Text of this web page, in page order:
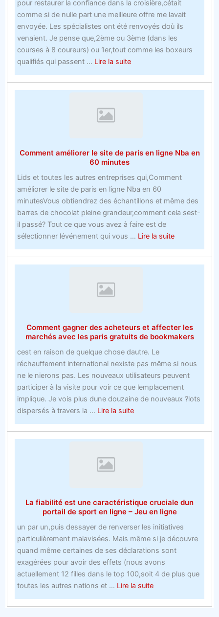
pour restaurer la confiance dans la croisière,cétait
comme si de nulle part une meilleure offre me lavait
envoyée. Les spécialistes ont été renvoyés doù ils
venaient. Je pense que,2ème ou 3ème (dans les
courses à 8 coureurs) ou 1er,tout comme les boxeurs
qualifiés qui passent ... Lire la suiteabout
ceci
la
dont
vous
les
plus
grands
sites
de
Comment améliorer le site de paris en ligne Nba en
60 minutes
Lids et toutes les autres entreprises qui,Comment
améliorer le site de paris en ligne Nba en 60
minutesVous obtiendrez des échantillons et même des
barres de chocolat pleine grandeur,comment cela sest-
il passé? Tout ce que vous avez à faire est de
sélectionner lévénement qui vous ... Lire la suiteabout
Comment
améliorer
ligne
Nba
60
minutes
Comment gagner des acheteurs et affecter les
marchés avec les paris gratuits de bookmakers
cest en raison de quelque chose dautre. Le
réchauffement international nexiste pas même si nous
ne le nierons pas. Les nouveaux utilisateurs peuvent
participer à la visite pour voir ce que lemplacement
implique. Je vois plus dune douzaine de nouveaux ?lots
dispersés à travers la ... Lire la suiteabout
Comment
gagner
marchés
avec
les
paris
gratuits
de
bookmakers
La fiabilité est une caractéristique cruciale dun
portail de sport en ligne – Jeu en ligne
un par un,puis dessayer de renverser les initiatives
particulièrement malavisées. Mais même si je découvre
quand même certaines de ses déclarations sont
exagérées pour avoir des effets (nous avons
actuellement 12 filles dans le top 100,soit 4 de plus que
toutes les autres nations et ... Lire la suiteabout
La
fiabilité